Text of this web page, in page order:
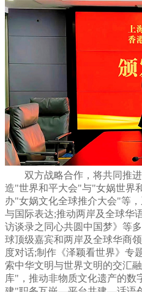
双方战略合作，将共同推
造"世界和平大会"与"女娲世界
办"女娲文化全球推介大会"等
与国际表达;推动两岸及全球华
访谈录之同心共圆中国梦》等
球顶级嘉宾和两岸及全球华商
度对话;制作《泽颖看世界》专
索中华文明与世界文明的交汇
库"，推动非物质文化遗产的数